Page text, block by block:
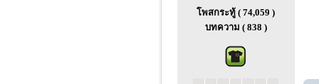
โพสกระทู้ ( 74,059 )
บทความ ( 838 )